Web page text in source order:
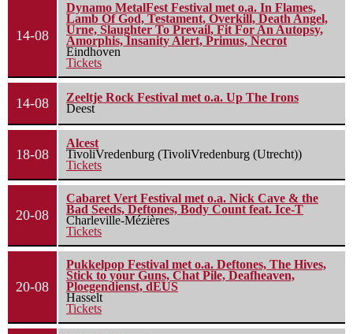
14-08
Dynamo MetalFest Festival met o.a. In Flames,
Lamb Of God, Testament, Overkill, Death Angel,
Urne, Slaughter To Prevail, Fit For An Autopsy,
Amorphis, Insanity Alert, Primus, Necrot
Eindhoven
Tickets
14-08
Zeeltje Rock Festival met o.a. Up The Irons
Deest
18-08
Alcest
TivoliVredenburg (TivoliVredenburg (Utrecht))
Tickets
20-08
Cabaret Vert Festival met o.a. Nick Cave & the
Bad Seeds, Deftones, Body Count feat. Ice-T
Charleville-Mézières
Tickets
20-08
Pukkelpop Festival met o.a. Deftones, The Hives,
Stick to your Guns, Chat Pile, Deafheaven,
Ploegendienst, dEUS
Hasselt
Tickets